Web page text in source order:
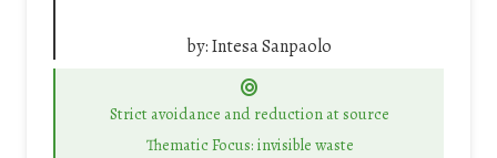
by:Intesa Sanpaolo
Strict avoidance and reduction at source
Thematic Focus: invisible waste